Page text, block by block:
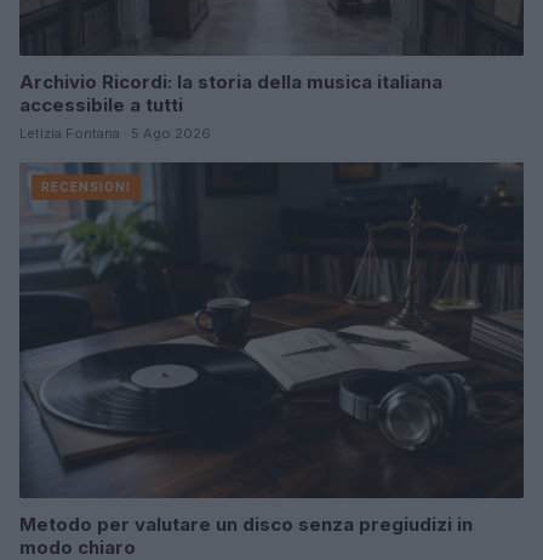
Archivio Ricordi: la storia della musica italiana
accessibile a tutti
Letizia Fontana · 5 Ago 2026
RECENSIONI
Metodo per valutare un disco senza pregiudizi in
modo chiaro